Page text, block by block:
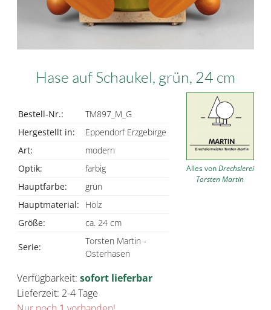
Hase auf Schaukel, grün, 24 cm
Bestell-Nr.:
TM897_M_G
Hergestellt in:
Eppendorf Erzgebirge
Art:
modern
Optik:
farbig
Hauptfarbe:
grün
Hauptmaterial:
Holz
Größe:
ca. 24 cm
Serie:
Torsten Martin -
Osterhasen
Alles vonDrechslerei
Torsten Martin
Verfügbarkeit: sofort lieferbar
Lieferzeit: 2-4 Tage